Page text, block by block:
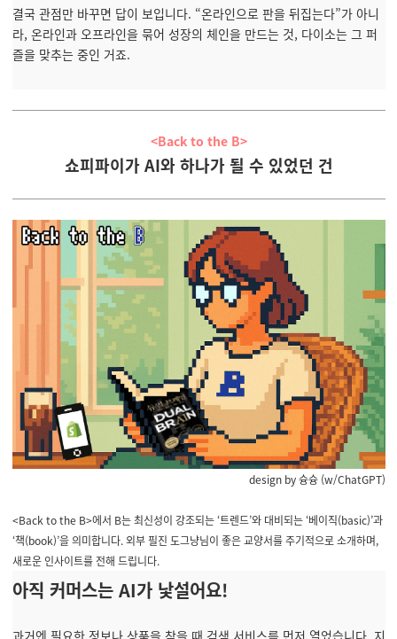
결국 관점만 바꾸면 답이 보입니다. “온라인으로 판을 뒤집는다”가 아니
라, 온라인과 오프라인을 묶어 성장의 체인을 만드는 것, 다이소는 그 퍼
즐을 맞추는 중인 거죠.
<Back to the B>
쇼피파이가 AI와 하나가 될 수 있었던 건
design by 슝슝 (w/ChatGPT)
<Back to the B>에서 B는 최신성이 강조되는 ‘트렌드’와 대비되는 ‘베이직(basic)’과
‘책(book)’을 의미합니다. 외부 필진 도그냥님이 좋은 교양서를 주기적으로 소개하며,
새로운 인사이트를 전해 드립니다.
아직 커머스는 AI가 낯설어요!
과거엔 필요한 정보나 상품을 찾을 때 검색 서비스를 먼저 열었습니다. 지